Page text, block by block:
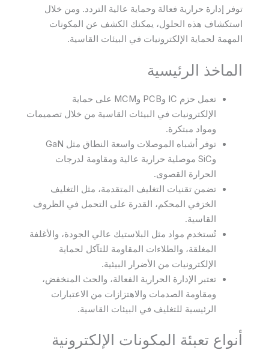
توفر إدارة حرارية فعالة وحماية عالية التردد. ومن خلال
استكشاف هذه الحلول، يمكنك الكشف عن المكونات
المهمة لحماية الإلكترونيات في البيئات القاسية.
الماخذ الرئيسية
تعمل حزم IC وPCB وMCM على حماية
الإلكترونيات في البيئات القاسية من خلال تصميمات
ومواد مبتكرة.
توفر أشباه الموصلات واسعة النطاق مثل GaN
وSiC موصلية حرارية عالية ومقاومة لدرجات
الحرارة القصوى.
تضمن تقنيات التغليف المتقدمة، مثل التغليف
الخزفي المحكم، القدرة على التحمل في الظروف
القاسية.
تُستخدم مواد مثل البلاستيك عالي الجودة، والأغلفة
المغلقة، والطلاءات المقاومة للتآكل لحماية
الإلكترونيات من الأضرار البيئية.
تعتبر الإدارة الحرارية الفعالة، والحث المنخفض،
ومقاومة الصدمات والاهتزازات من الاعتبارات
الرئيسية للتغليف في البيئات القاسية.
أنواع تعبئة المكونات الإلكترونية